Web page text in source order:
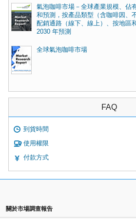
氣泡咖啡市場－全球產業規模、佔
和預測，按產品類型（含咖啡因、
配銷通路（線下、線上）、按地區
2030 年預測
全球氣泡咖啡市場
FAQ
到貨時間
使用權限
付款方式
關於市場調查報告